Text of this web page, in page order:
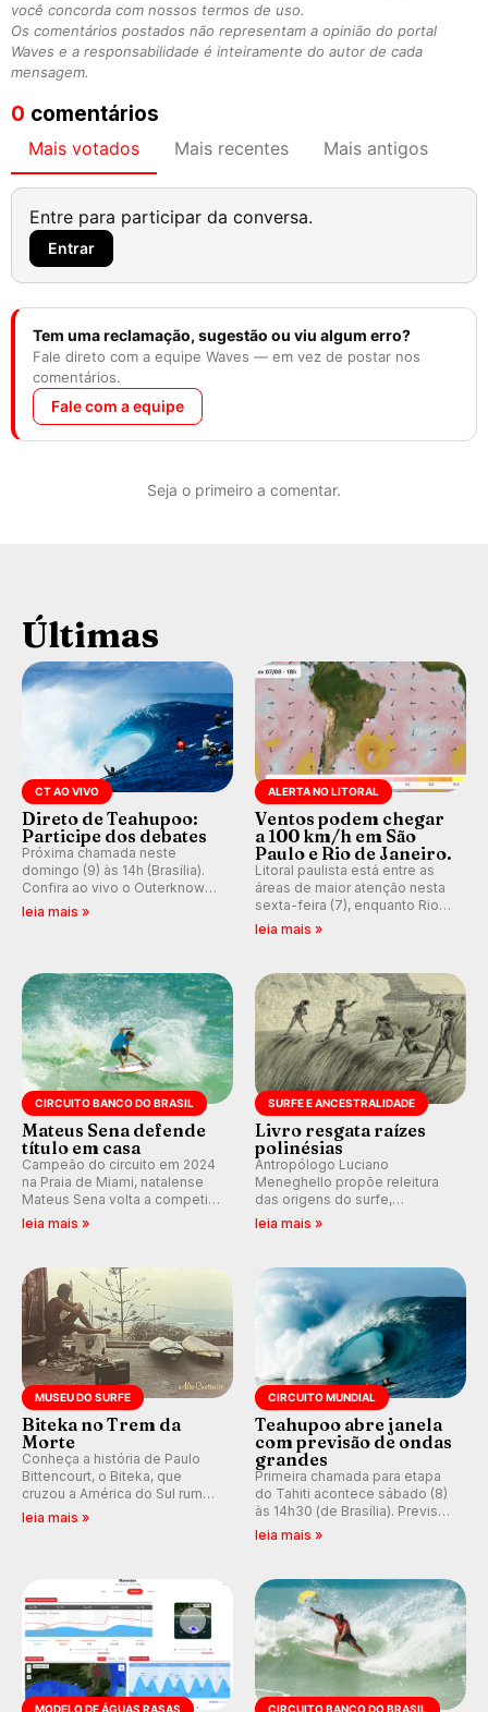
você concorda com nossos termos de uso.
Os comentários postados não representam a opinião do portal
Waves e a responsabilidade é inteiramente do autor de cada
mensagem.
0 comentários
Mais votados Mais recentes Mais antigos
Entre para participar da conversa.
Entrar
Tem uma reclamação, sugestão ou viu algum erro?
Fale direto com a equipe Waves — em vez de postar nos
comentários.
Fale com a equipe
Seja o primeiro a comentar.
Últimas
CT AO VIVO
Direto de Teahupoo:
Participe dos debates
Próxima chamada neste
domingo (9) às 14h (Brasília).
Confira ao vivo o Outerknown
Tahiti Pro 2026 e participe dos
comentários e debates em
leia mais »
ALERTA NO LITORAL
Ventos podem chegar
a 100 km/h em São
Paulo e Rio de Janeiro.
Litoral paulista está entre as
áreas de maior atenção nesta
sexta-feira (7), enquanto Rio
de Janeiro também recebe
alerta para ventos fortes.
km/h em Itanhaém.
leia mais »
CIRCUITO BANCO DO BRASIL
Mateus Sena defende
título em casa
Campeão do circuito em 2024
na Praia de Miami, natalense
Mateus Sena volta a competir
em casa em busca de manter a
hegemonia potiguar em etapa
leia mais »
SURFE E ANCESTRALIDADE
Livro resgata raízes
polinésias
Antropólogo Luciano
Meneghello propõe releitura
das origens do surfe,
resgatando a cultura polinésia
e questionando a visão
prática em esporte e indústria.
leia mais »
MUSEU DO SURFE
Biteka no Trem da
Morte
Conheça a história de Paulo
Bittencourt, o Biteka, que
cruzou a América do Sul rumo
ao Pacífico em uma jornada
que se tornou um marco de
leia mais »
CIRCUITO MUNDIAL
Teahupoo abre janela
com previsão de ondas
grandes
Primeira chamada para etapa
do Tahiti acontece sábado (8)
às 14h30 (de Brasília). Previsão
indica swell consistente.
Medina embarca para evento e
Kelly Slater convidado.
leia mais »
MODELO DE ÁGUAS RASAS CIRCUITO BANCO DO BRASIL